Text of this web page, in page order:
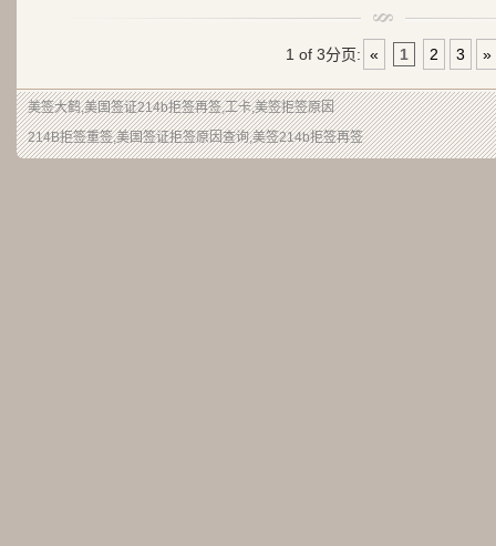
1 of 3分页: « 1 2 3 »
美签大鹤,美国签证214b拒签再签,工卡,美签拒签原因
214B拒签重签,美国签证拒签原因查询,美签214b拒签再签